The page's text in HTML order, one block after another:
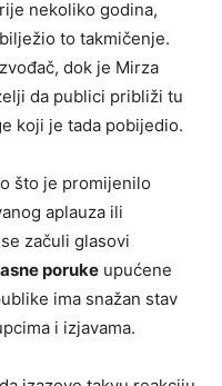
nekoliko godina,
to takmičenje.
dok je Mirza
da publici približi tu
koji je tada pobijedio.
što je promijenilo
aplauza ili
začuli glasovi
poruke upućene
ima snažan stav
i izjavama.